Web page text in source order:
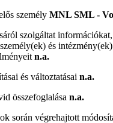
személy MNL SML -
szolgáltat
és
n.a.
és változtatásai n.a.
összefoglalása n.a.
során végrehajtott